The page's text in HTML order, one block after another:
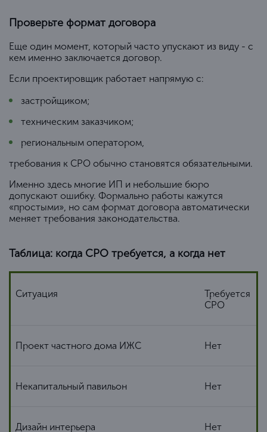
Проверьте формат договора
Еще один момент, который часто упускают из виду - с
кем именно заключается договор.
Если проектировщик работает напрямую с:
застройщиком;
техническим заказчиком;
региональным оператором,
требования к СРО обычно становятся обязательными.
Именно здесь многие ИП и небольшие бюро
допускают ошибку. Формально работы кажутся
«простыми», но сам формат договора автоматически
меняет требования законодательства.
Таблица: когда СРО требуется, а когда нет
Ситуация
Требуется
СРО
Проект частного дома ИЖС Нет
Некапитальный павильон Нет
Дизайн интерьера Нет